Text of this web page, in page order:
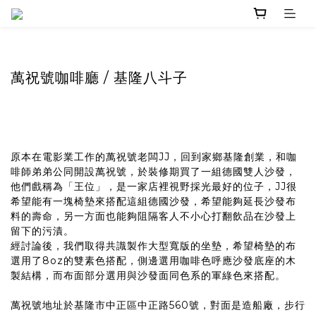
萬祝號咖啡廳 / 基隆八斗子
原本在電影業工作的萬祝號老闆JJ，回到家鄉基隆創業，和咖
啡師弟弟公同開設萬祝號，於裝修期買了一組德國雙人沙發，
他們戲稱為「王位」，是一家店裡視野採光最好的位子，JJ很
希望能有一塊椅墊來搭配這組德國沙發，希望能夠延長沙發布
料的壽命，另一方面也能夠阻隔客人不小心打翻飲品在沙發上
留下的污漬。
經討論後，我們取得共識製作大型寬版的坐墊，希望椅墊的布
選用了8oz的雙素色搭配，側邊選用咖啡色呼應沙發底座的木
製結構，而布面部分選用與沙發面同色系的軍綠色來搭配。
萬祝號地址於基隆市中正區中正路560號，對面是造船廠，步行